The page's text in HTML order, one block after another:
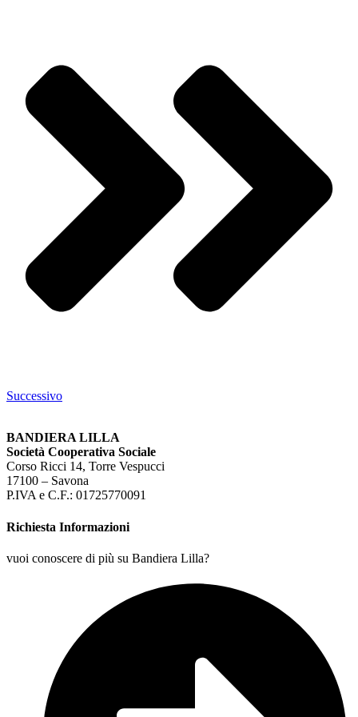
Successivo
BANDIERA LILLA
Società Cooperativa Sociale
Corso Ricci 14, Torre Vespucci
17100 – Savona
P.IVA e C.F.: 01725770091
Richiesta Informazioni
vuoi conoscere di più su Bandiera Lilla?